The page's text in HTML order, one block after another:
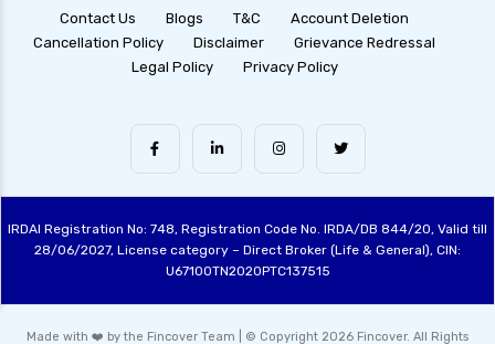
Contact Us Blogs T&C
Account Deletion
Cancellation Policy
Disclaimer
Grievance Redressal
Legal Policy
Privacy Policy
IRDAI Registration No: 748, Registration Code No. IRDA/DB 844/20, Valid till
28/06/2027, License category – Direct Broker (Life & General), CIN:
U67100TN2020PTC137515
Made with ❤️ by the Fincover Team | © Copyright 2026 Fincover. All Rights